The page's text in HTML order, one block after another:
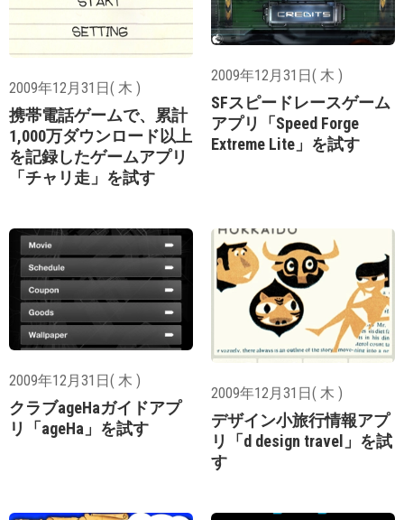
2009年12月31日( 木 )
携帯電話ゲームで、累計
1,000万ダウンロード以上
を記録したゲームアプリ
「チャリ走」を試す
2009年12月31日( 木 )
SFスピードレースゲーム
アプリ「Speed Forge
Extreme Lite」を試す
2009年12月31日( 木 )
クラブageHaガイドアプ
リ「ageHa」を試す
2009年12月31日( 木 )
デザイン小旅行情報アプ
リ「d design travel」を試
す